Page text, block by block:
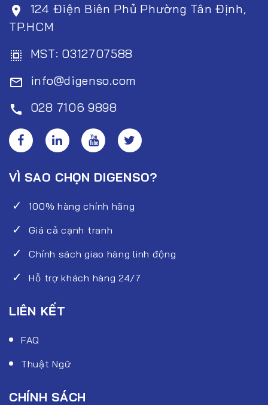
room
124 Điện Biên Phủ Phường Tân Định,
TP.HCM
select_all MST: 0312707588
mail_outline info@digenso.com
call 028 7106 9898
VÌ SAO CHỌN DIGENSO?
100% hàng chính hãng
Giá cả cạnh tranh
Chính sách giao hàng linh động
Hỗ trợ khách hàng 24/7
LIÊN KẾT
FAQ
Thuật Ngữ
CHÍNH SÁCH